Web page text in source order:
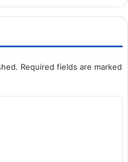
Required fields are marked